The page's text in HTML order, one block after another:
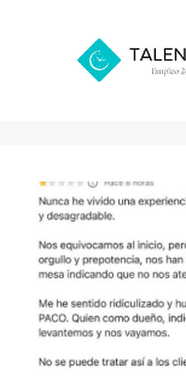
contenido